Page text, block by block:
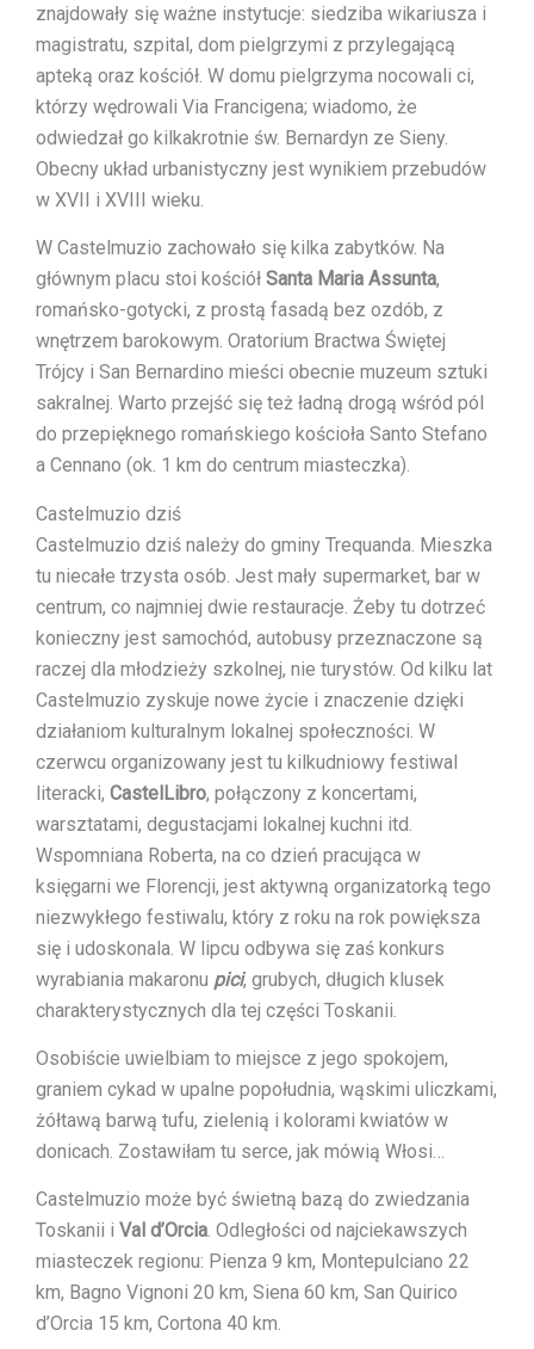
znajdowały się ważne instytucje: siedziba wikariusza i
magistratu, szpital, dom pielgrzymi z przylegającą
apteką oraz kościół. W domu pielgrzyma nocowali ci,
którzy wędrowali Via Francigena; wiadomo, że
odwiedzał go kilkakrotnie św. Bernardyn ze Sieny.
Obecny układ urbanistyczny jest wynikiem przebudów
w XVII i XVIII wieku.
W Castelmuzio zachowało się kilka zabytków. Na
głównym placu stoi kościół Santa Maria Assunta,
romańsko-gotycki, z prostą fasadą bez ozdób, z
wnętrzem barokowym. Oratorium Bractwa Świętej
Trójcy i San Bernardino mieści obecnie muzeum sztuki
sakralnej. Warto przejść się też ładną drogą wśród pól
do przepięknego romańskiego kościoła Santo Stefano
a Cennano (ok. 1 km do centrum miasteczka).
Castelmuzio dziś
Castelmuzio dziś należy do gminy Trequanda. Mieszka
tu niecałe trzysta osób. Jest mały supermarket, bar w
centrum, co najmniej dwie restauracje. Żeby tu dotrzeć
konieczny jest samochód, autobusy przeznaczone są
raczej dla młodzieży szkolnej, nie turystów. Od kilku lat
Castelmuzio zyskuje nowe życie i znaczenie dzięki
działaniom kulturalnym lokalnej społeczności. W
czerwcu organizowany jest tu kilkudniowy festiwal
literacki, CastelLibro, połączony z koncertami,
warsztatami, degustacjami lokalnej kuchni itd.
Wspomniana Roberta, na co dzień pracująca w
księgarni we Florencji, jest aktywną organizatorką tego
niezwykłego festiwalu, który z roku na rok powiększa
się i udoskonala. W lipcu odbywa się zaś konkurs
wyrabiania makaronu pici, grubych, długich klusek
charakterystycznych dla tej części Toskanii.
Osobiście uwielbiam to miejsce z jego spokojem,
graniem cykad w upalne popołudnia, wąskimi uliczkami,
żółtawą barwą tufu, zielenią i kolorami kwiatów w
donicach. Zostawiłam tu serce, jak mówią Włosi…
Castelmuzio może być świetną bazą do zwiedzania
Toskanii i Val d’Orcia. Odległości od najciekawszych
miasteczek regionu: Pienza 9 km, Montepulciano 22
km, Bagno Vignoni 20 km, Siena 60 km, San Quirico
d’Orcia 15 km, Cortona 40 km.